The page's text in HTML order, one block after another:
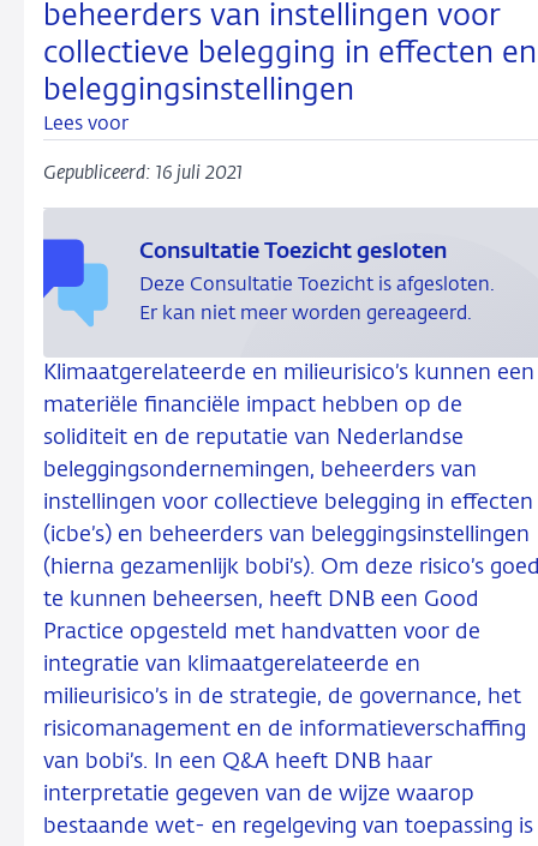
beheerders van instellingen voor
collectieve belegging in effecten en
beleggingsinstellingen
Lees voor
Gepubliceerd: 16 juli 2021
Consultatie Toezicht gesloten
Deze Consultatie Toezicht is afgesloten.
Er kan niet meer worden gereageerd.
Klimaatgerelateerde en milieurisico’s kunnen een
materiële financiële impact hebben op de
soliditeit en de reputatie van Nederlandse
beleggingsondernemingen, beheerders van
instellingen voor collectieve belegging in effecten
(icbe’s) en beheerders van beleggingsinstellingen
(hierna gezamenlijk bobi’s). Om deze risico’s
te kunnen beheersen, heeft DNB een Good
Practice opgesteld met handvatten voor de
integratie van klimaatgerelateerde en
milieurisico’s in de strategie, de governance, het
risicomanagement en de informatieverschaffing
van bobi’s. In een Q&A heeft DNB haar
interpretatie gegeven van de wijze waarop
bestaande wet- en regelgeving van toepassing is